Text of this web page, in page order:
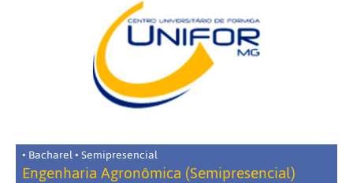
• Bacharel • Semipresencial
Engenharia Agronômica (Semipresencial)